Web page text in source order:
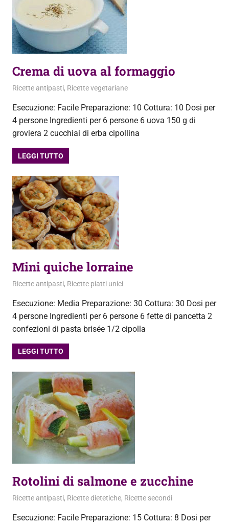
Crema di uova al formaggio
10 Maggio 2013
admin
Ricette antipasti, Ricette vegetariane
Esecuzione: Facile Preparazione: 10 Cottura: 10 Dosi per
4 persone Ingredienti per 6 persone 6 uova 150 g di
groviera 2 cucchiai di erba cipollina
LEGGI TUTTO
Mini quiche lorraine
1 Maggio 2013
admin
Ricette antipasti, Ricette piatti unici
Esecuzione: Media Preparazione: 30 Cottura: 30 Dosi per
4 persone Ingredienti per 6 persone 6 fette di pancetta 2
confezioni di pasta brisée 1/2 cipolla
LEGGI TUTTO
Rotolini di salmone e zucchine
29 Aprile 2013
admin
Ricette antipasti, Ricette dietetiche, Ricette secondi
Esecuzione: Facile Preparazione: 15 Cottura: 8 Dosi per